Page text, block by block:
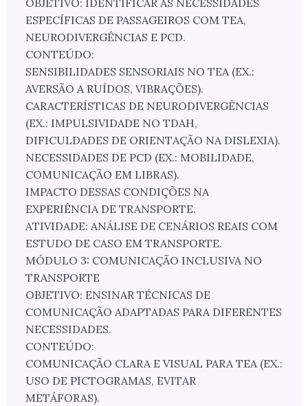
OBJETIVO: IDENTIFICAR AS NECESSIDADES
ESPECÍFICAS DE PASSAGEIROS COM TEA,
NEURODIVERGÊNCIAS E PCD.
CONTEÚDO:
SENSIBILIDADES SENSORIAIS NO TEA (EX.:
AVERSÃO A RUÍDOS, VIBRAÇÕES).
CARACTERÍSTICAS DE NEURODIVERGÊNCIAS
(EX.: IMPULSIVIDADE NO TDAH,
DIFICULDADES DE ORIENTAÇÃO NA DISLEXIA).
NECESSIDADES DE PCD (EX.: MOBILIDADE,
COMUNICAÇÃO EM LIBRAS).
IMPACTO DESSAS CONDIÇÕES NA
EXPERIÊNCIA DE TRANSPORTE.
ATIVIDADE: ANÁLISE DE CENÁRIOS REAIS COM
ESTUDO DE CASO EM TRANSPORTE.
MÓDULO 3: COMUNICAÇÃO INCLUSIVA NO
TRANSPORTE
OBJETIVO: ENSINAR TÉCNICAS DE
COMUNICAÇÃO ADAPTADAS PARA DIFERENTES
NECESSIDADES.
CONTEÚDO:
COMUNICAÇÃO CLARA E VISUAL PARA TEA (EX.:
USO DE PICTOGRAMAS, EVITAR
METÁFORAS).